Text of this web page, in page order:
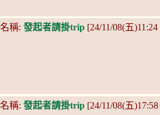
稱: 發起者請掛trip [24/11/08(五
名稱: 發起者請掛trip [24/11/08(五